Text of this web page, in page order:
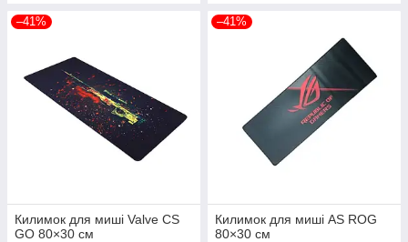
–41%
Килимок для миші Valve CS
GO 80×30 см
–41%
Килимок для миші AS ROG
80×30 см